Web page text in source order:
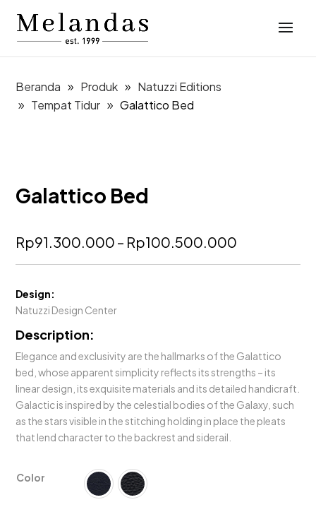
Beranda Produk
Natuzzi Editions
Tempat Tidur
Galattico Bed
Galattico Bed
Rp91.300.000 – Rp100.500.000
Design:
Natuzzi Design Center
Description:
Elegance and exclusivity are the hallmarks of the Galattico
bed, whose apparent simplicity reflects its strengths – its
linear design, its exquisite materials and its detailed handicraft.
Galactic is inspired by the celestial bodies of the Galaxy, such
as the stars visible in the stitching holding in place the pleats
that lend character to the backrest and siderail.
Color